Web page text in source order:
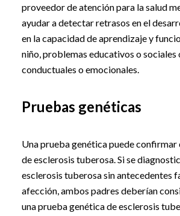
proveedor de atención para la salud
ayudar a detectar retrasos en el
en la capacidad de aprendizaje y
niño, problemas educativos o
conductuales o emocionales.
Pruebas genéticas
Una prueba genética puede
de esclerosis tuberosa. Si se
esclerosis tuberosa sin antecedentes
afección, ambos padres deberían
una prueba genética de esclerosis